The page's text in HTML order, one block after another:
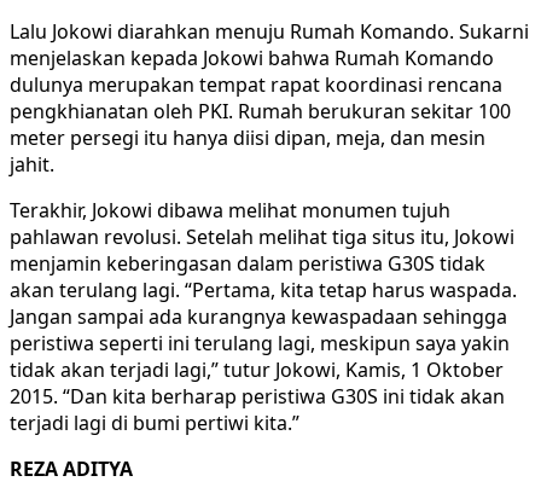
Lalu Jokowi diarahkan menuju Rumah Komando. Sukarni
menjelaskan kepada Jokowi bahwa Rumah Komando
dulunya merupakan tempat rapat koordinasi rencana
pengkhianatan oleh PKI. Rumah berukuran sekitar 100
meter persegi itu hanya diisi dipan, meja, dan mesin
jahit.
Terakhir, Jokowi dibawa melihat monumen tujuh
pahlawan revolusi. Setelah melihat tiga situs itu, Jokowi
menjamin keberingasan dalam peristiwa G30S tidak
akan terulang lagi. “Pertama, kita tetap harus waspada.
Jangan sampai ada kurangnya kewaspadaan sehingga
peristiwa seperti ini terulang lagi, meskipun saya yakin
tidak akan terjadi lagi,” tutur Jokowi, Kamis, 1 Oktober
2015. “Dan kita berharap peristiwa G30S ini tidak akan
terjadi lagi di bumi pertiwi kita.”
REZA ADITYA